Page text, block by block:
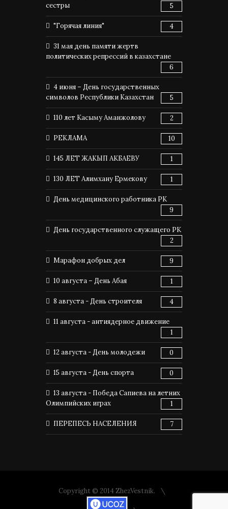
сестры
5
"Горячая линия" 4
31 мая день памяти жертв
политических репрессий в казахстане
6
4 июня – День государственных
символов Республики Казахстан
5
110 лет Касыму Аманжолову 2
РЕКЛАМА 10
145 ЛЕТ ЖАКЫП АКБАЕВУ 1
130 ЛЕТ Алимхану Ермекову 1
День медицинского работника РК
9
День государственного служащего РК
2
Марафон добрых дел 9
10 августа – День Абая 1
8 августа - День строителя 4
11 августа - антиядерное движение
1
12 августа - День молодежи 0
15 августа - День спорта 0
13 августа - Победа Сапиева на летних
Олимпийских играх
1
ПЕРЕПЕСЬ НАСЕЛЕНИЯ 7
Copyright © 2014 ZhezVestnik.